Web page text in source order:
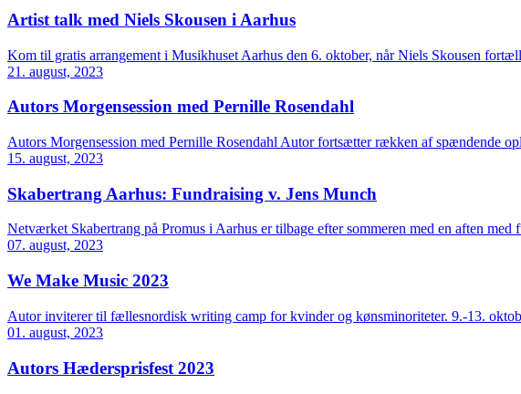
Artist talk med Niels Skousen i Aarhus
Kom til gratis arrangement i Musikhuset Aarhus den 6. oktober, når Niels Skousen
21. august, 2023
Autors Morgensession med Pernille Rosendahl
Autors Morgensession med Pernille Rosendahl Autor fortsætter rækken af spændende
15. august, 2023
Skabertrang Aarhus: Fundraising v. Jens Munch
Netværket Skabertrang på Promus i Aarhus er tilbage efter sommeren med en aften med
07. august, 2023
We Make Music 2023
Autor inviterer til fællesnordisk writing camp for kvinder og kønsminoriteter. 9.-13.
01. august, 2023
Autors Hædersprisfest 2023